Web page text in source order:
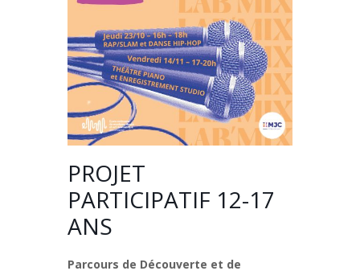
PROJET
PARTICIPATIF 12-17
ANS
Parcours de Découverte et de